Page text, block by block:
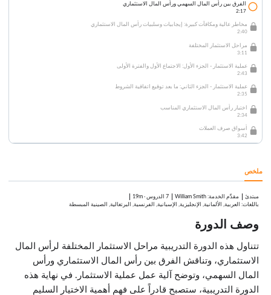
الفرق بين رأس المال السهمي ورأس المال الاستثماري
2:17
مخاطر عالية ومكافآت كبيرة: إيجابيات وسلبيات رأس المال الاستثماري
2:40
مراحل الاستثمار المختلفة
3:11
عملية الاستثمار - الجزء الأول: الاجتماع الأول والفترة الأولى
2:43
عملية الاستثمار - الجزء الثاني: ما بعد توقيع اتفاقية الشروط
2:35
اختيار رأس المال الاستثماري المناسب
2:34
أسواق صرف العملات
3:42
ملخص
مبتدئ مقدِّم الخدمة:
William Smith 7 الدروس ·
19m
باللغات: العربية, الألمانية, الإنجليزية, الإسبانية, الفرنسية, البرتغالية, الصينية المبسطة
وصف الدورة
تتناول هذه الدورة التدريبية مراحل الاستثمار المختلفة لرأس المال
الاستثماري، وتناقش الفرق بين رأس المال الاستثماري ورأس
المال السهمي، وتوضح آلية عمل عملية الاستثمار. في نهاية هذه
الدورة التدريبية، ستصبح قادراً على فهم أهمية الاختيار السليم